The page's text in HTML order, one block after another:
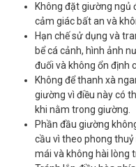
Không đặt giường ngủ
cảm giác bất an và
Hạn chế sử dụng và
bể cá cảnh, hình ảnh
đuối và không ổn định
Không để thanh xà
giường vì điều này có
khi nằm trong giường.
Phần đầu giường
cầu vì theo phong
mái và không hài lòng